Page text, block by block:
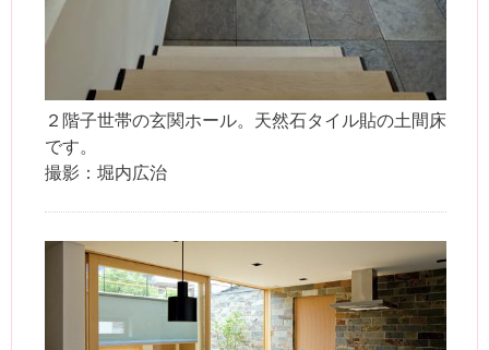
２階子世帯の玄関ホール。天然石タイル貼の土間床
です。
撮影：堀内広治